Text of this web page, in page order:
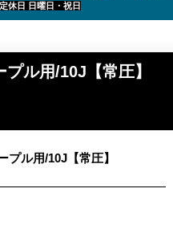
休日 日曜日・祝日
プル用/10J【常圧】
プル用/10J【常圧】